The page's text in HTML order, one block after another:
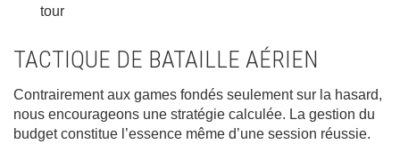
tour
TACTIQUE DE BATAILLE AÉRIEN
Contrairement aux games fondés seulement sur la hasard,
nous encourageons une stratégie calculée. La gestion du
budget constitue l’essence même d’une session réussie.